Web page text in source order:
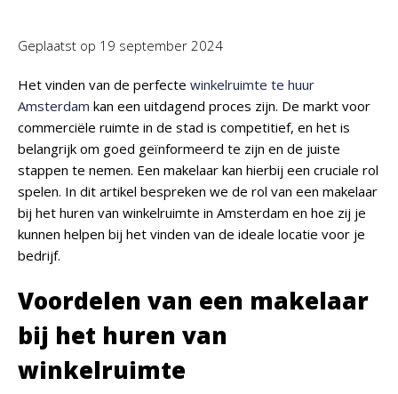
Geplaatst op 19 september 2024
Het vinden van de perfecte winkelruimte te huur
Amsterdam kan een uitdagend proces zijn. De markt voor
commerciële ruimte in de stad is competitief, en het is
belangrijk om goed geïnformeerd te zijn en de juiste
stappen te nemen. Een makelaar kan hierbij een cruciale rol
spelen. In dit artikel bespreken we de rol van een makelaar
bij het huren van winkelruimte in Amsterdam en hoe zij je
kunnen helpen bij het vinden van de ideale locatie voor je
bedrijf.
Voordelen van een makelaar
bij het huren van
winkelruimte